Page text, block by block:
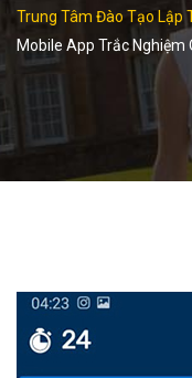
Trung Tâm Đào Tạo Lập
Mobile App Trắc Nghiệm